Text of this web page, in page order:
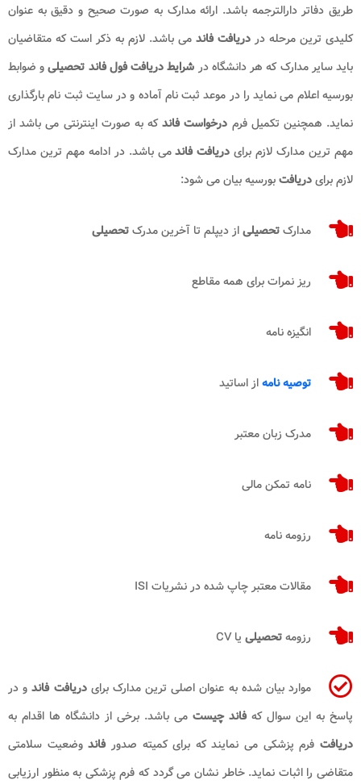
طریق دفاتر دارالترجمه باشد. ارائه مدارک به صورت صحیح و دقیق به عنوان
کلیدی ترین مرحله در دریافت فاند می باشد. لازم به ذکر است که متقاضیان
باید سایر مدارک که هر دانشگاه در شرایط دریافت فول فاند تحصیلیو ضوابط
بورسیه اعلام می نماید را در موعد ثبت نام آماده و در سایت ثبت نام بارگذاری
نماید. همچنین تکمیل فرم درخواست فاندکه به صورت اینترنتی می باشد از
مهم ترین مدارک لازم برای دریافت فاندمی باشد. در ادامه مهم ترین مدارک
لازم برایدریافتبورسیه بیان می شود:
مدارکتحصیلیاز دیپلم تا آخرین مدرکتحصیلی
ریز نمرات برای همه مقاطع
انگیزه نامه
توصیه نامهاز اساتید
مدرک زبان معتبر
نامه تمکن مالی
رزومه نامه
مقالات معتبر چاپ شده در نشریات ISI
رزومهتحصیلی یا CV
موارد بیان شده به عنوان اصلی ترین مدارک برایدریافت فاند و در
پاسخ به این سوال کهفاند چیست می باشد. برخی از دانشگاه ها اقدام به
دریافتفرم پزشکی می نمایند که برای کمیته صدورفاندوضعیت سلامتی
متقاضی را اثبات نماید. خاطر نشان می گردد که فرم پزشکی به منظور ارزیابی